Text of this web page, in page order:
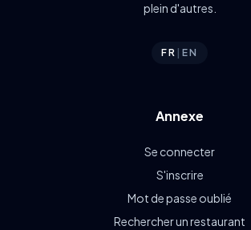
plein d'autres.
FR |EN
Annexe
Se connecter
S'inscrire
Mot de passe oublié
Rechercher un restaurant